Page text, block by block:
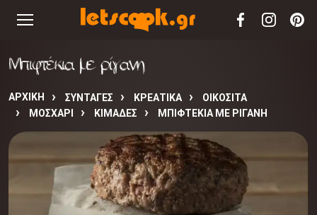
Μπιφτέκια με ρίγανη
ΑΡΧΙΚΉ ΣΥΝΤΑΓΈΣ ΚΡΕΑΤΙΚΑ
ΟΙΚΟΣΙΤΑ
ΜΟΣΧΑΡΙ
ΚΙΜΑΔΕΣ ΜΠΙΦΤΈΚΙΑ ΜΕ ΡΊΓΑΝΗ